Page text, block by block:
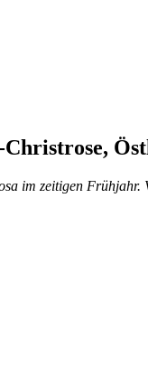
im zeitigen